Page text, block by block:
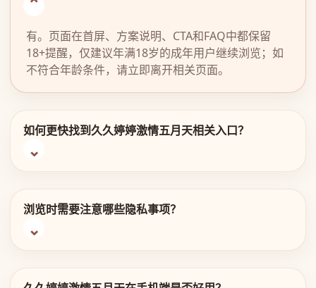
有。页面在首屏、方案说明、CTA和FAQ中都保留
18+提醒，仅建议年满18岁的成年用户继续浏览；如
不符合年龄条件，请立即离开相关页面。
如何更快找到久久婷婷激情五月天相关入口？
浏览时需要注意哪些隐私事项？